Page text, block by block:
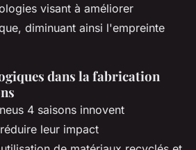
visant à améliorer
diminuant ainsi l'empreinte
dans la fabrication
4 saisons innovent
leur impact